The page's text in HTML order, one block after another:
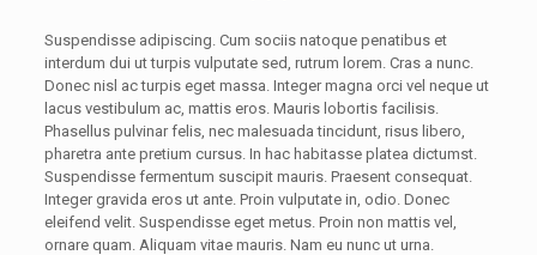
Suspendisse adipiscing. Cum sociis natoque penatibus et
interdum dui ut turpis vulputate sed, rutrum lorem. Cras a nunc.
Donec nisl ac turpis eget massa. Integer magna orci vel neque ut
lacus vestibulum ac, mattis eros. Mauris lobortis facilisis.
Phasellus pulvinar felis, nec malesuada tincidunt, risus libero,
pharetra ante pretium cursus. In hac habitasse platea dictumst.
Suspendisse fermentum suscipit mauris. Praesent consequat.
Integer gravida eros ut ante. Proin vulputate in, odio. Donec
eleifend velit. Suspendisse eget metus. Proin non mattis vel,
ornare quam. Aliquam vitae mauris. Nam eu nunc ut urna.